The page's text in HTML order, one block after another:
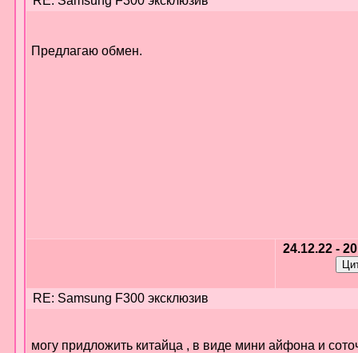
Предлагаю обмен.
24.12.22 -
RE: Samsung F300 эксклюзив
могу придложить китайца , в виде мини айфона и